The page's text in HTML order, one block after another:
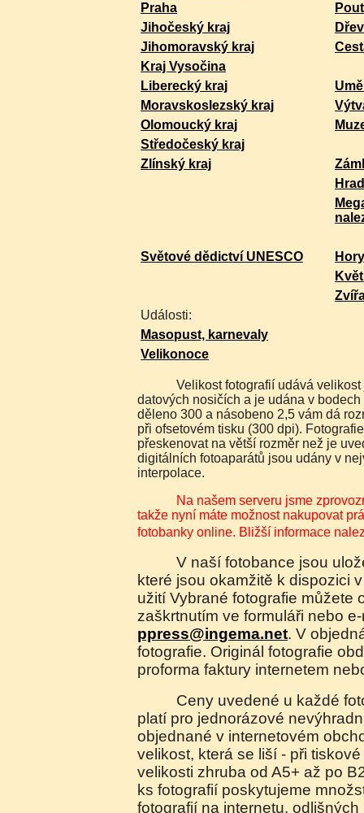
Praha
Jihočeský kraj
Jihomoravský kraj
Kraj Vysočina
Liberecký kraj
Moravskoslezský kraj
Olomoucký kraj
Středočeský kraj
Zlínský kraj
Světové dědictví UNESCO
Hory
Události:
Masopust, karnevaly
Velikonoce
Velikost fotografií udává velikost jakou máme uloženu na
datových nosičích a je udána v
děleno 300 a násobeno 2,5 vám dá
při ofsetovém tisku (300 dpi).
přeskenovat na větší rozměr než je
digitálních fotoaparátů jsou udány v
interpolace.
Na našem serveru jsme zprovoznili elektronický obchod,
takže nyní máte možnost nakupovat
fotobanky online. Bližší informace
V naší fotobance jsou uloženy náhledy fotografií,
které jsou okamžitě k dispozici
užití Vybrané fotografie můžete
zaškrtnutím ve formuláři nebo
ppress@ingema.net. V
fotografie. Originál fotografie
proforma faktury internetem
Ceny uvedené u každé fotografie jsou orientační a
platí pro jednorázové
objednané v internetovém
velikost, která se liší - při
velikosti zhruba od A5+ až po
ks fotografií poskytujeme
fotografií na internetu,